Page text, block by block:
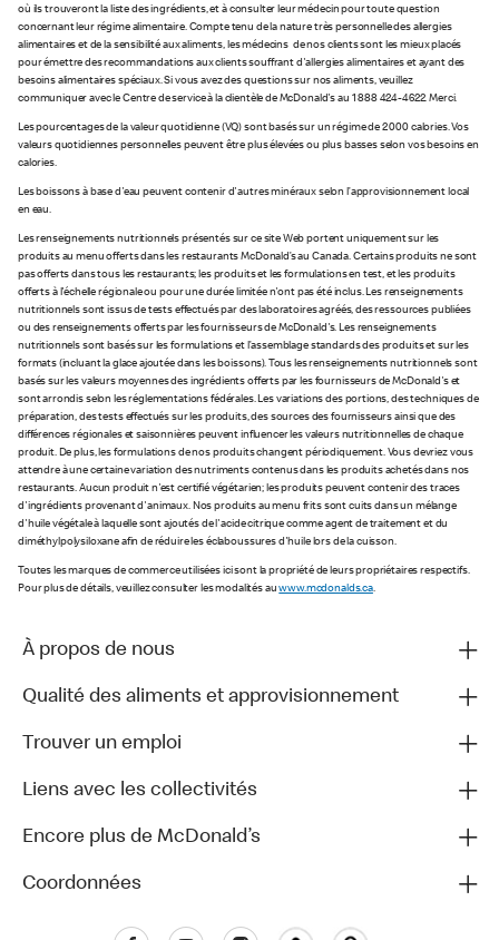
où ils trouveront la liste des ingrédients, et à consulter leur médecin pour toute question
concernant leur régime alimentaire. Compte tenu de la nature très personnelle des allergies
alimentaires et de la sensibilité aux aliments, les médecins de nos clients sont les mieux placés
pour émettre des recommandations aux clients souffrant d'allergies alimentaires et ayant des
besoins alimentaires spéciaux. Si vous avez des questions sur nos aliments, veuillez
communiquer avec le Centre de service à la clientèle de McDonald's au 1 888 424-4622. Merci.
Les pourcentages de la valeur quotidienne (VQ) sont basés sur un régime de 2 000 calories. Vos
valeurs quotidiennes personnelles peuvent être plus élevées ou plus basses selon vos besoins en
calories.
Les boissons à base d'eau peuvent contenir d'autres minéraux selon l’approvisionnement local
en eau.
Les renseignements nutritionnels présentés sur ce site Web portent uniquement sur les
produits au menu offerts dans les restaurants McDonald’s au Canada. Certains produits ne sont
pas offerts dans tous les restaurants; les produits et les formulations en test, et les produits
offerts à l'échelle régionale ou pour une durée limitée n'ont pas été inclus. Les renseignements
nutritionnels sont issus de tests effectués par des laboratoires agréés, des ressources publiées
ou des renseignements offerts par les fournisseurs de McDonald's. Les renseignements
nutritionnels sont basés sur les formulations et l’assemblage standards des produits et sur les
formats (incluant la glace ajoutée dans les boissons). Tous les renseignements nutritionnels sont
basés sur les valeurs moyennes des ingrédients offerts par les fournisseurs de McDonald's et
sont arrondis selon les réglementations fédérales. Les variations des portions, des techniques de
préparation, des tests effectués sur les produits, des sources des fournisseurs ainsi que des
différences régionales et saisonnières peuvent influencer les valeurs nutritionnelles de chaque
produit. De plus, les formulations de nos produits changent périodiquement. Vous devriez vous
attendre à une certaine variation des nutriments contenus dans les produits achetés dans nos
restaurants. Aucun produit n'est certifié végétarien; les produits peuvent contenir des traces
d'ingrédients provenant d'animaux. Nos produits au menu frits sont cuits dans un mélange
d'huile végétale à laquelle sont ajoutés de l'acide citrique comme agent de traitement et du
diméthylpolysiloxane afin de réduire les éclaboussures d'huile lors de la cuisson.
Toutes les marques de commerce utilisées ici sont la propriété de leurs propriétaires respectifs.
Pour plus de détails, veuillez consulter les modalités auwww.mcdonalds.ca.
À propos de nous
Qualité des aliments et approvisionnement
Trouver un emploi
Liens avec les collectivités
Encore plus de McDonald’s
Coordonnées